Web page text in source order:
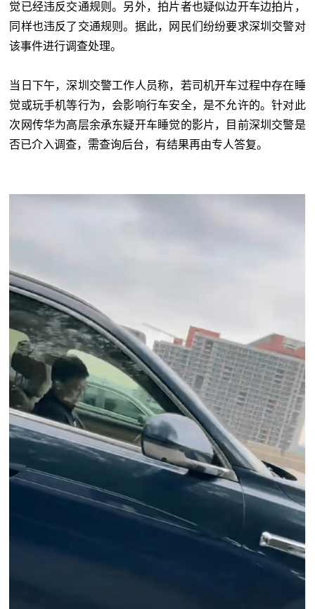
觉已经违反交通规则。另外，拍片者也疑似边开车边拍片，
同样也违反了交通规则。据此，网民们纷纷要求深圳交警对
该事件进行调查处理。
当日下午，深圳交警工作人员称，若司机开车过程中存在睡
觉或玩手机等行为，会影响行车安全，是不允许的。针对此
次网传华为高层余承东疑开车睡觉的影片，目前深圳交警是
否已介入调查，需查询后台，有结果再由专人答复。